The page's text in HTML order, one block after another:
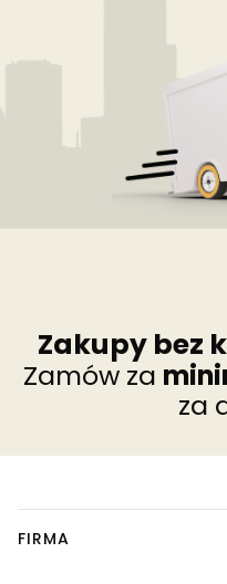
Zakupy bez
Zamów za
za
Linki w stopce
FIRMA